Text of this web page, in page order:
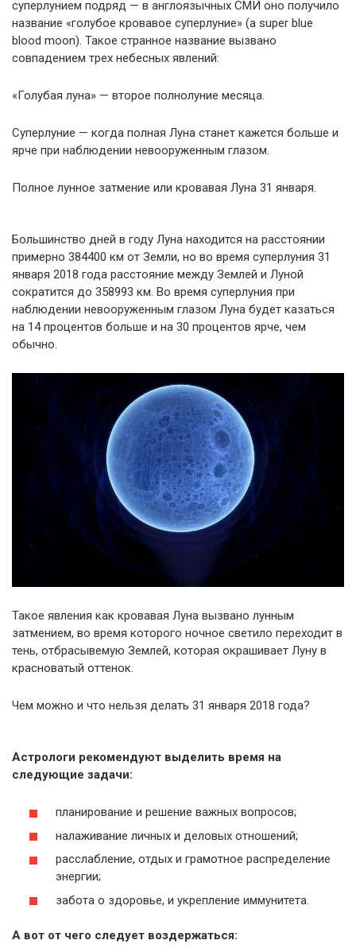
суперлунием подряд — в англоязычных СМИ оно получило
название «голубое кровавое суперлуние» (a super blue
blood moon). Такое странное название вызвано
совпадением трех небесных явлений:
«Голубая луна» — второе полнолуние месяца.
Суперлуние — когда полная Луна станет кажется больше и
ярче при наблюдении невооруженным глазом.
Полное лунное затмение или кровавая Луна 31 января.
Большинство дней в году Луна находится на расстоянии
примерно 384400 км от Земли, но во время суперлуния 31
января 2018 года расстояние между Землей и Луной
сократится до 358993 км. Во время суперлуния при
наблюдении невооруженным глазом Луна будет казаться
на 14 процентов больше и на 30 процентов ярче, чем
обычно.
Такое явления как кровавая Луна вызвано лунным
затмением, во время которого ночное светило переходит в
тень, отбрасывемую Землей, которая окрашивает Луну в
красноватый оттенок.
Чем можно и что нельзя делать 31 января 2018 года?
Астрологи рекомендуют выделить время на
следующие задачи:
планирование и решение важных вопросов;
налаживание личных и деловых отношений;
расслабление, отдых и грамотное распределение
энергии;
забота о здоровье, и укрепление иммунитета.
А вот от чего следует воздержаться: